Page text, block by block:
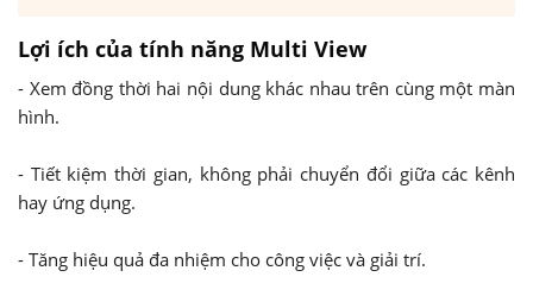
Lợi ích của tính năng Multi View
- Xem đồng thời hai nội dung khác nhau trên cùng một màn
hình.
- Tiết kiệm thời gian, không phải chuyển đổi giữa các kênh
hay ứng dụng.
- Tăng hiệu quả đa nhiệm cho công việc và giải trí.